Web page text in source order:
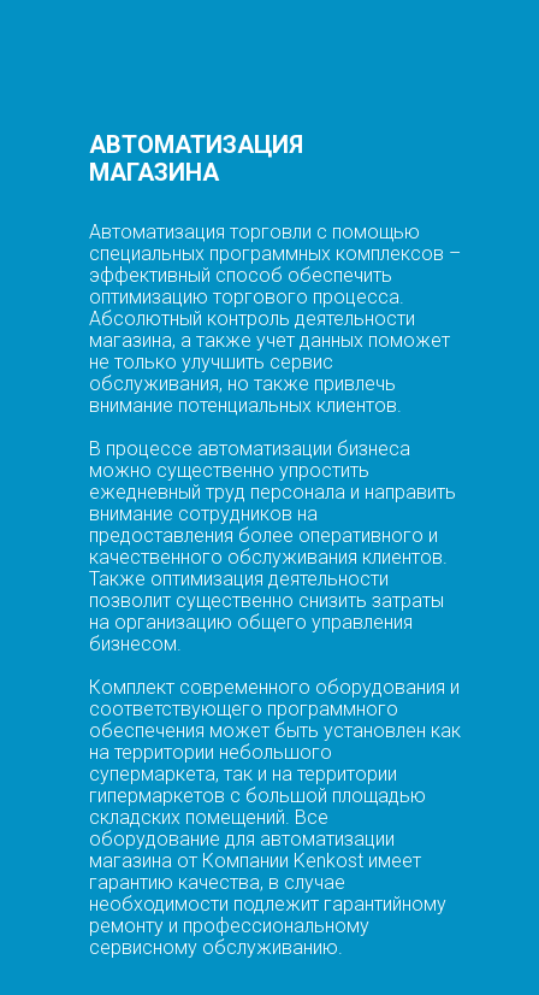
АВТОМАТИЗАЦИЯ
МАГАЗИНА
Автоматизация торговли с помощью
специальных программных комплексов –
эффективный способ обеспечить
оптимизацию торгового процесса.
Абсолютный контроль деятельности
магазина, а также учет данных поможет
не только улучшить сервис
обслуживания, но также привлечь
внимание потенциальных клиентов.
В процессе автоматизации бизнеса
можно существенно упростить
ежедневный труд персонала и направить
внимание сотрудников на
предоставления более оперативного и
качественного обслуживания клиентов.
Также оптимизация деятельности
позволит существенно снизить затраты
на организацию общего управления
бизнесом.
Комплект современного оборудования и
соответствующего программного
обеспечения может быть установлен как
на территории небольшого
супермаркета, так и на территории
гипермаркетов с большой площадью
складских помещений. Все
оборудование для автоматизации
магазина от Компании Kenkost имеет
гарантию качества, в случае
необходимости подлежит гарантийному
ремонту и профессиональному
сервисному обслуживанию.